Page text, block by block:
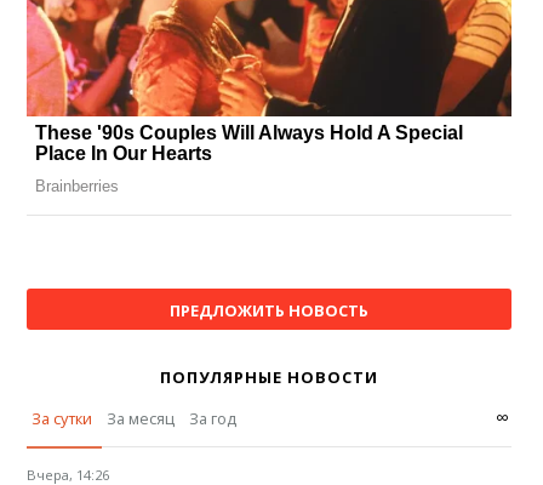
ПРЕДЛОЖИТЬ НОВОСТЬ
ПОПУЛЯРНЫЕ НОВОСТИ
За сутки
За месяц За год ∞
Вчера, 14:26